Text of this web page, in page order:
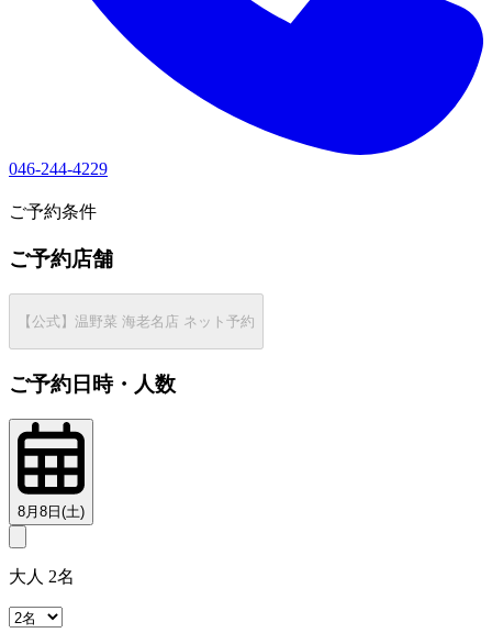
046-244-4229
ご予約条件
ご予約店舗
【公式】温野菜 海老名店 ネット予約
ご予約日時・人数
8月8日(土)
大人 2名